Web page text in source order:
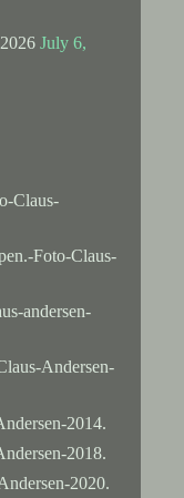
July 6,